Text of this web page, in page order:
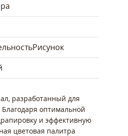
Рисунок
разработанный для
оптимальной
и эффективную
цветовая палитра